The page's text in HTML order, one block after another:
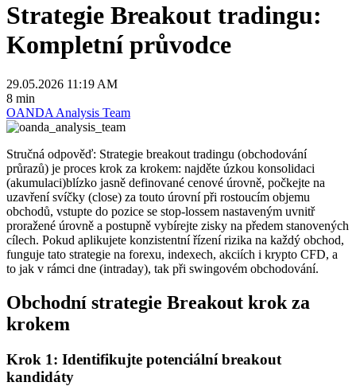
Strategie Breakout tradingu:
Kompletní průvodce
29.05.2026 11:19 AM
8 min
OANDA Analysis Team
Stručná odpověď: Strategie breakout tradingu (obchodování
průrazů) je proces krok za krokem: najděte úzkou konsolidaci
(akumulaci)blízko jasně definované cenové úrovně, počkejte na
uzavření svíčky (close) za touto úrovní při rostoucím objemu
obchodů, vstupte do pozice se stop-lossem nastaveným uvnitř
proražené úrovně a postupně vybírejte zisky na předem stanovených
cílech. Pokud aplikujete konzistentní řízení rizika na každý obchod,
funguje tato strategie na forexu, indexech, akciích i krypto CFD, a
to jak v rámci dne (intraday), tak při swingovém obchodování.
Obchodní strategie Breakout krok za
krokem
Krok 1: Identifikujte potenciální breakout
kandidáty